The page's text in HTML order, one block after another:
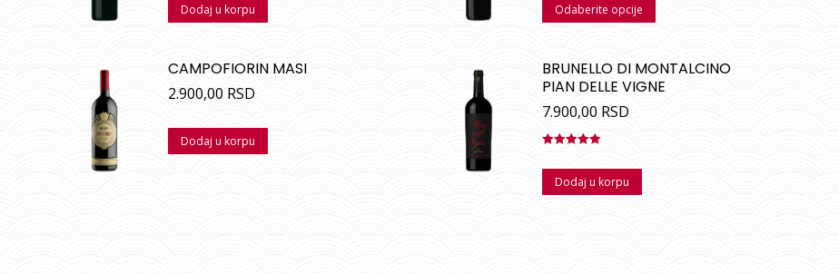
Dodaj u korpu Odaberite opcije
CAMPOFIORIN MASI
2.900,00 RSD
Dodaj u korpu
BRUNELLO DI MONTALCINO
PIAN DELLE VIGNE
7.900,00 RSD
sa5.00od
Dodaj u korpu